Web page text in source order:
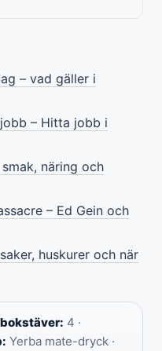
– vad gäller i
– Hitta jobb i
näring och
– Ed Gein och
huskurer och när
4 ·
Yerba mate-dryck ·